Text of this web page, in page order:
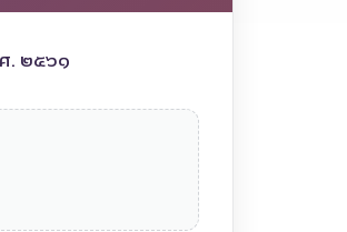
. ๒๕๖๑